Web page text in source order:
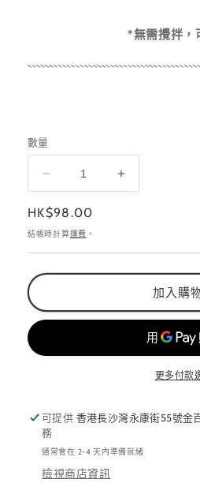
*無需攪拌，
數量
Wipe
Fixing
Gel
免
洗
鑽
數
少
Non
Wipe
免
洗
鑽
數
加
定
價
HK$98.00
結帳時計算運費 。
加入購
更多付款
可提供 香港長沙灣永康街55號金
務
通常會在 2-4 天內準備就緒
檢視商店資訊